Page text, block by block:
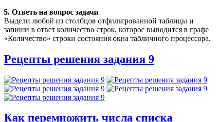
5. Ответь на вопрос задачи
Выдели любой из столбцов отфильтрованной таблицы и
запиши в ответ количество строк, которое выводится в графе
«Количество» строки состояния окна табличного процессора.
Рецепты решения задания 9
Как перемножить числа списка